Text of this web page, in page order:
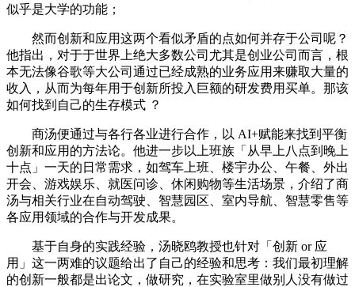
似乎是大学的功能；
然而创新和应用这两个看似矛盾的点如何并存于公司呢？
他指出，对于于世界上绝大多数公司尤其是创业公司而言，根
本无法像谷歌等大公司通过已经成熟的业务应用来赚取大量的
收入，从而为每年用于创新所投入巨额的研发费用买单。那该
如何找到自己的生存模式 ？
商汤便通过与各行各业进行合作，以 AI+赋能来找到平衡
创新和应用的方法论。他进一步以上班族「从早上八点到晚上
十点」一天的日常需求，如驾车上班、楼宇办公、午餐、外出
开会、游戏娱乐、就医问诊、休闲购物等生活场景，介绍了商
汤与相关行业在自动驾驶、智慧园区、室内导航、智慧零售等
各应用领域的合作与开发成果。
基于自身的实践经验，汤晓鸥教授也针对「创新 or 应
用」这一两难的议题给出了自己的经验和思考：我们最初理解
的创新一般都是出论文，做研究，在实验室里做别人没有做过